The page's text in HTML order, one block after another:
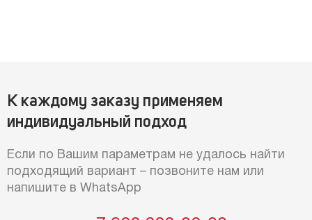
К каждому заказу применяем
индивидуальный подход
Если по Вашим параметрам не удалось найти
подходящий вариант – позвоните нам или
напишите в WhatsApp